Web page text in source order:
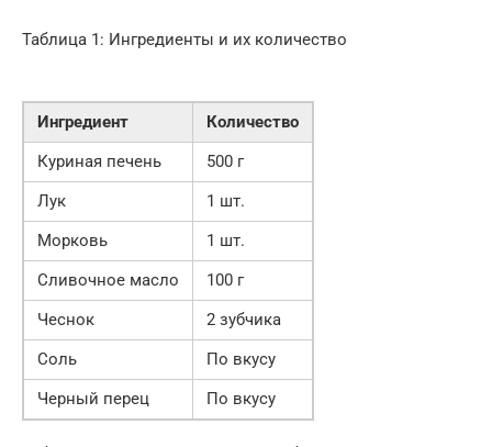
Таблица 1: Ингредиенты и их количество
Ингредиент
Количество
Куриная печень
500 г
Лук
1 шт.
Морковь
1 шт.
Сливочное масло
100 г
Чеснок
2 зубчика
Соль
По вкусу
Черный перец
По вкусу